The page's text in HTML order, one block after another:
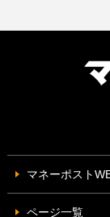
マネーポスト
ページ一覧